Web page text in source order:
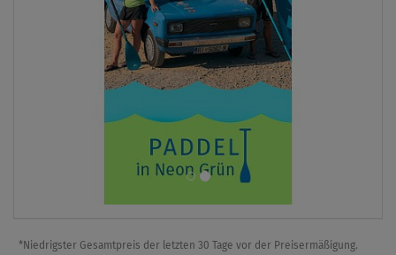
*Niedrigster Gesamtpreis der letzten 30 Tage vor der Preisermäßigung.